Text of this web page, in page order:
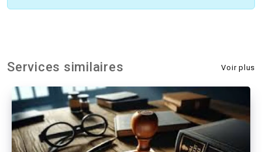
Services similaires Voir plus